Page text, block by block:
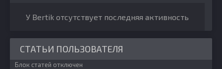
У Bertik отсутствует последняя активность
СТАТЬИ ПОЛЬЗОВАТЕЛЯ
Блок статей отключен